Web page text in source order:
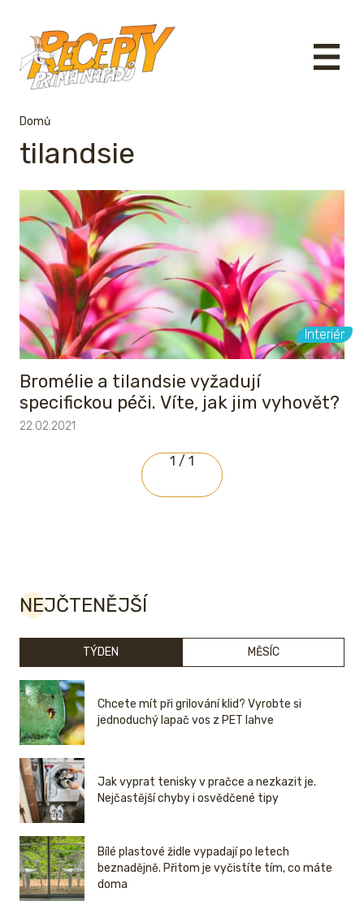
Domů
tilandsie
Interiér
Bromélie a tilandsie vyžadují
specifickou péči. Víte, jak jim vyhovět?
22.02.2021
1 / 1
NEJČTENĚJŠÍ
TÝDEN MĚSÍC
Chcete mít při grilování klid? Vyrobte si
jednoduchý lapač vos z PET lahve
Jak vyprat tenisky v pračce a nezkazit je.
Nejčastější chyby i osvědčené tipy
Bílé plastové židle vypadají po letech
beznadějně. Přitom je vyčistíte tím, co máte
doma